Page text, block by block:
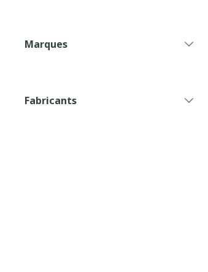
Marques
Fabricants